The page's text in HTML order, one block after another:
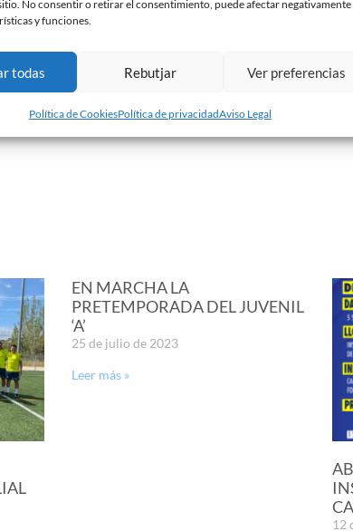
No consentir o retirar el consentimiento, puede afectar negativamente
y funciones.
todas Rebutjar Ver preferencias
Política de CookiesPolítica de privacidadAviso Legal
5,00€
oficines de la Nova Creu Alta
una hora abans de l»inici del partit.
adquirir les seves entrades per10,00€a
EN MARCHA LA
PRETEMPORADA DEL JUVENIL
‘A’
25 de julio de 2023
Leer más »
12